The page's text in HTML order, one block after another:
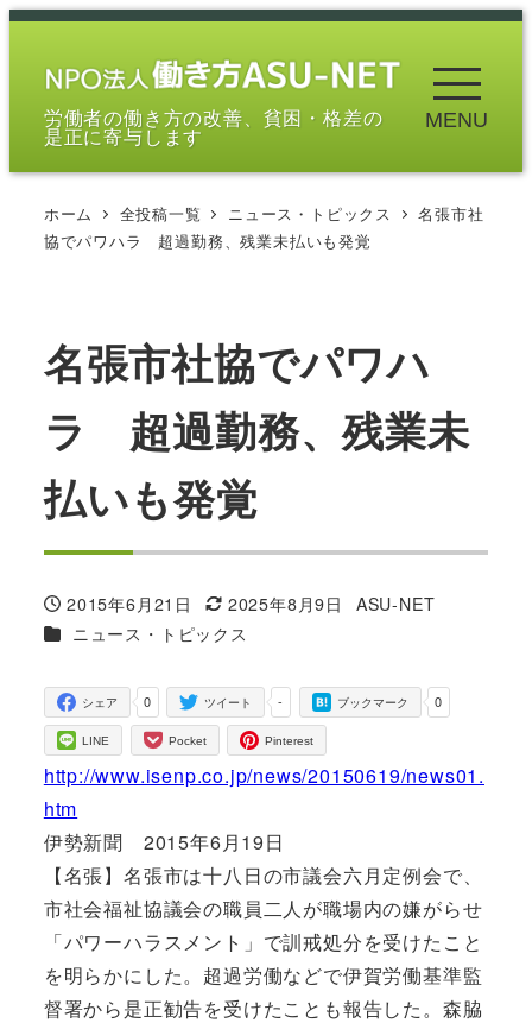
メ
労働者の働き方の改善、貧困・格差の
是正に寄与します
MENU
ホーム 全投稿一覧 ニュース・トピックス
名張市社
協でパワハラ 超過勤務、残業未払いも発覚
名張市社協でパワハ
ラ 超過勤務、残業未
払いも発覚
投稿日
2015年6月21日
更新日
2025年8月9日
著
ASU-NET
カテゴリー
ニュース・トピックス
0
シェア -
ツイート 0
ブックマーク
LINE Pocket Pinterest
http://www.isenp.co.jp/news/20150619/news01.
htm
伊勢新聞 2015年6月19日
【名張】名張市は十八日の市議会六月定例会で、
市社会福祉協議会の職員二人が職場内の嫌がらせ
「パワーハラスメント」で訓戒処分を受けたこと
を明らかにした。超過労働などで伊賀労働基準監
督署から是正勧告を受けたことも報告した。森脇